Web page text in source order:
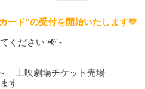
ード"の受付を開始いたします💛
ください 📢´-
上映劇場チケット売場
す